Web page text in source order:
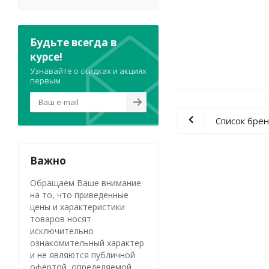
Список
Будьте всегда в
курсе!
Узнавайте о скидках и акциях
первым
Важно
Обращаем Ваше внимание
на то, что приведенные
цены и характеристики
товаров носят
исключительно
ознакомительный характер
и не являются публичной